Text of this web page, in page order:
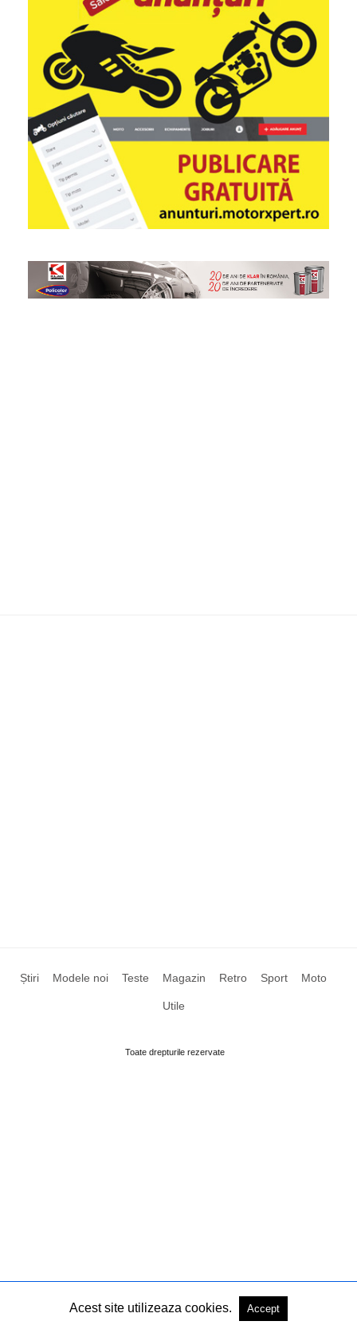
Știri Modele noi Teste Magazin Retro Sport Moto
Utile
Toate drepturile rezervate
Acest site utilizeaza cookies. Accept